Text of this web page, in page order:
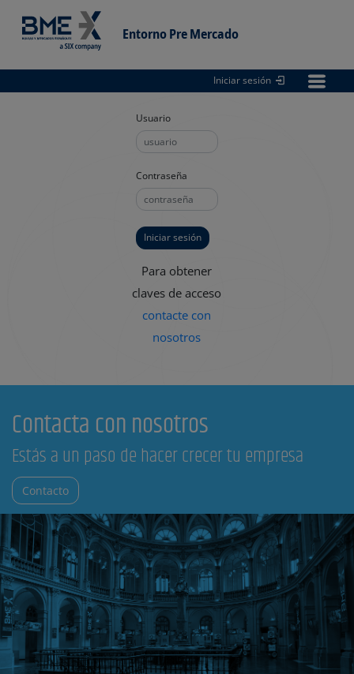
Entorno Pre Mercado
Entorno
Iniciar sesión
Usuario
Contraseña
Para obtener
claves de acceso
contacte con
nosotros
Contacta con nosotros
Estás a un paso de hacer crecer tu empresa
Contacto